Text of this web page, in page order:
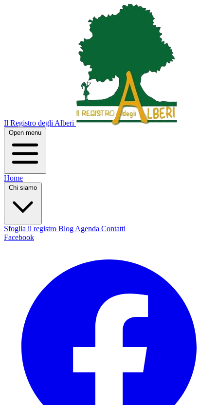
Il Registro degli Alberi
Open menu
Home
Chi siamo
Sfoglia il registro Blog Agenda Contatti
Facebook